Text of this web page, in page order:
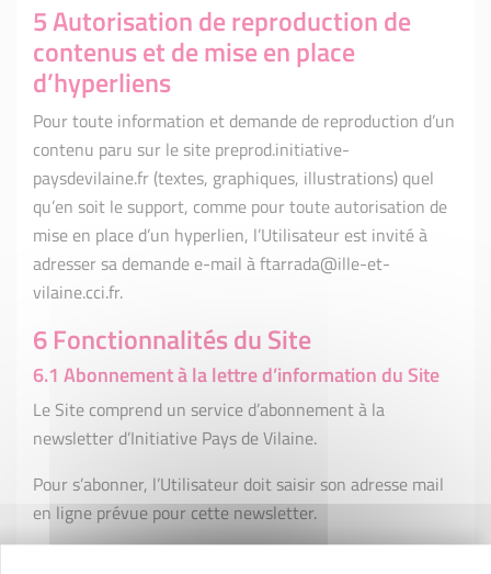
5 Autorisation de reproduction de
contenus et de mise en place
d’hyperliens
Pour toute information et demande de reproduction d’un
contenu paru sur le site preprod.initiative-
paysdevilaine.fr (textes, graphiques, illustrations) quel
qu’en soit le support, comme pour toute autorisation de
mise en place d’un hyperlien, l’Utilisateur est invité à
adresser sa demande e-mail à ftarrada@ille-et-
vilaine.cci.fr.
6 Fonctionnalités du Site
6.1 Abonnement à la lettre d’information du Site
Le Site comprend un service d’abonnement à la
newsletter d’Initiative Pays de Vilaine.
Pour s’abonner, l’Utilisateur doit saisir son adresse mail
en ligne prévue pour cette newsletter.